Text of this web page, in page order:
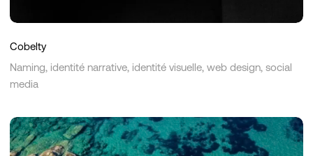
Cobelty
Naming, identité narrative, identité visuelle, web design, social
media
Villa
Mikri
Vigla